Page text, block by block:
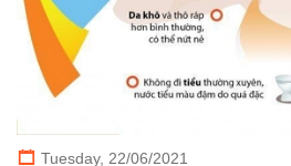
Tuesday, 22/06/2021